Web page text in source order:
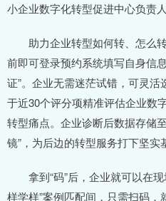
小企业数字化转型促进中心负责
助力企业转型如何转、怎么
前即可登录预约系统填写自身信
证”。企业无需迷茫试错，可灵活
于近30个评分项精准评估企业数
转型痛点。企业诊断后数据存储
镜”，为后边的转型服务打下坚实
拿到“码”后，企业就可以在现
样学样”案例匹配间，只需扫码